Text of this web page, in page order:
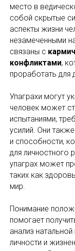
место в
собой скрытые
аспекты жизни
незамеченными
связаны с
конфликтами,
проработать для
Упаграхи могут
человек может
испытаниями,
усилий. Они
и способности,
для личностного
упаграх может
таких как
мир.
Понимание
помогает
анализ
личности и